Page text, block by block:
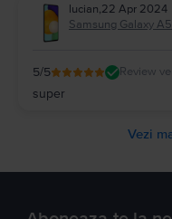
lucian,22 Apr 2024
Samsung Galaxy
5/5 Review
super
Vezi